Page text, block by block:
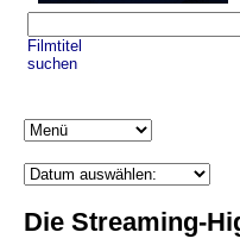
Filmtitel
suchen
Die Streaming-